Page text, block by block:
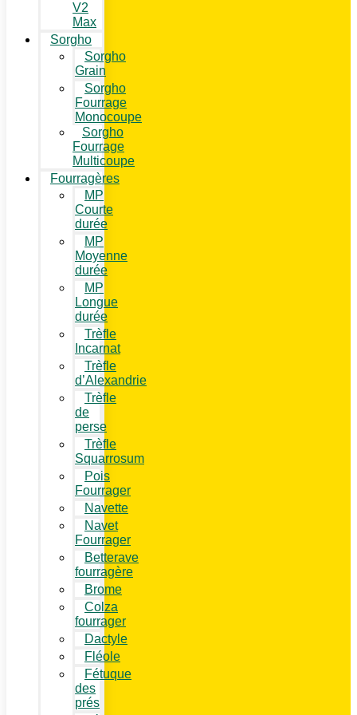
V2
Max
Sorgho
Sorgho
Grain
Sorgho
Fourrage
Monocoupe
Sorgho
Fourrage
Multicoupe
Fourragères
MP
Courte
durée
MP
Moyenne
durée
MP
Longue
durée
Trèfle
Incarnat
Trèfle
d’Alexandrie
Trèfle
de
perse
Trèfle
Squarrosum
Pois
Fourrager
Navette
Navet
Fourrager
Betterave
fourragère
Brome
Colza
fourrager
Dactyle
Fléole
Fétuque
des
prés